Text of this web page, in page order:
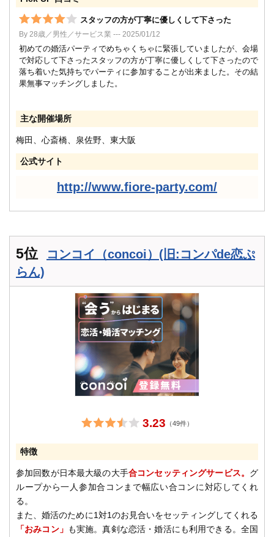
スタッフの方が丁寧に優しくして下さった
By 28歳／男性／サービス業 --- 2025/01/12
初めての婚活パーティでめちゃくちゃに緊張していましたが、会場
で対応して下さったスタッフの方が丁寧に優しくして下さったので
落ち着いた気持ちでパーティに参加することが出来ました。その結
果無事マッチングしました。
主な開催場所
梅田、心斎橋、泉佐野、東大阪
公式サイト
http://www.fiore-party.com/
5位
コンコイ（concoi）(旧:コンパde恋ぷ
らん)
3.23 （49件）
特徴
参加回数が日本最大級の大手合コンセッティングサービス。 グ
ループから一人参加合コンまで幅広い合コンに対応してくれ
る。
また、婚活のために1対1のお見合いをセッティングしてくれる
「おみコン」 も実施。真剣な恋活・婚活にも利用できる。全国